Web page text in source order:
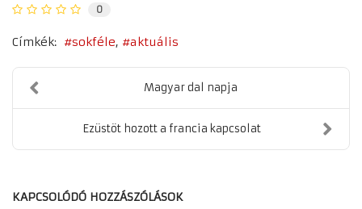
0
Címkék: sokféle aktuális
Magyar dal napja
Ezüstöt hozott a francia kapcsolat
KAPCSOLÓDÓ HOZZÁSZÓLÁSOK